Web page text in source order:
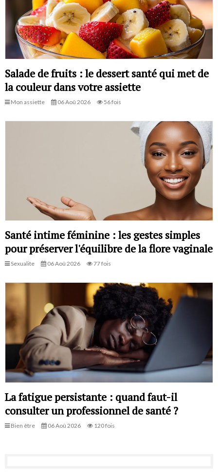
Salade de fruits : le dessert santé qui met de
la couleur dans votre assiette
Mon assiette 06 Aoû 2026 56 fois
Santé intime féminine : les gestes simples
pour préserver l'équilibre de la flore vaginale
Sexualite 06 Aoû 2026 77 fois
La fatigue persistante : quand faut-il
consulter un professionnel de santé ?
Bien être 06 Aoû 2026 120 fois